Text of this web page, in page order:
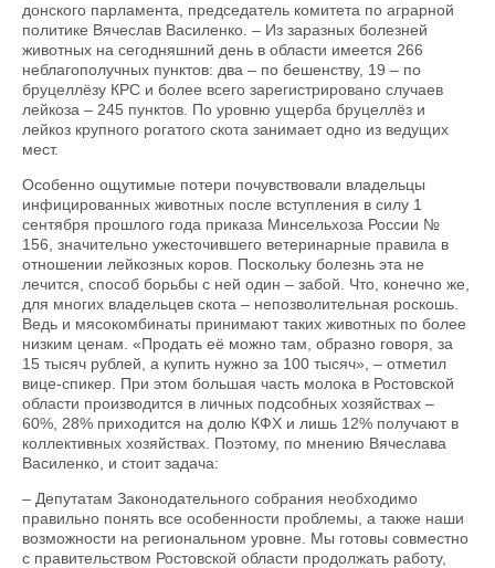
донского парламента, председатель комитета по аграрной
политике Вячеслав Василенко. – Из заразных болезней
животных на сегодняшний день в области имеется 266
неблагополучных пунктов: два – по бешенству, 19 – по
бруцеллёзу КРС и более всего зарегистрировано случаев
лейкоза – 245 пунктов. По уровню ущерба бруцеллёз и
лейкоз крупного рогатого скота занимает одно из ведущих
мест.
Особенно ощутимые потери почувствовали владельцы
инфицированных животных после вступления в силу 1
сентября прошлого года приказа Минсельхоза России №
156, значительно ужесточившего ветеринарные правила в
отношении лейкозных коров. Поскольку болезнь эта не
лечится, способ борьбы с ней один – забой. Что, конечно же,
для многих владельцев скота – непозволительная роскошь.
Ведь и мясокомбинаты принимают таких животных по более
низким ценам. «Продать её можно там, образно говоря, за
15 тысяч рублей, а купить нужно за 100 тысяч», – отметил
вице-спикер. При этом большая часть молока в Ростовской
области производится в личных подсобных хозяйствах –
60%, 28% приходится на долю КФХ и лишь 12% получают в
коллективных хозяйствах. Поэтому, по мнению Вячеслава
Василенко, и стоит задача:
– Депутатам Законодательного собрания необходимо
правильно понять все особенности проблемы, а также наши
возможности на региональном уровне. Мы готовы совместно
с правительством Ростовской области продолжать работу,